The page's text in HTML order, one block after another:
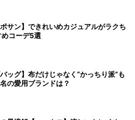
サン】できれいめカジュアルがラクち
めコーデ5選
バッグ】布だけじゃなく“かっちり派”も
の愛用ブランドは？